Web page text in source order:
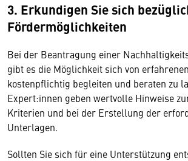
3. Erkundigen Sie sich
Fördermöglichkeiten
Bei der Beantragung einer
gibt es die Möglichkeit sich von
kostenpflichtig begleiten und beraten zu
Expert:innen geben wertvolle Hinweise
Kriterien und bei der Erstellung der
Unterlagen.
Sollten Sie sich für eine Unterstützung